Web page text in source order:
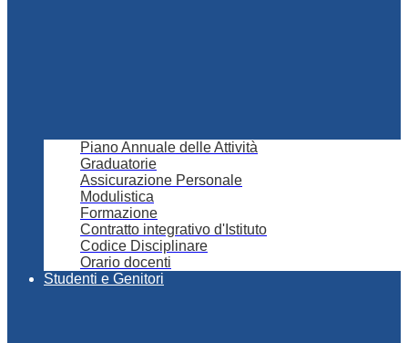
Piano Annuale delle Attività
Graduatorie
Assicurazione Personale
Modulistica
Formazione
Contratto integrativo d'Istituto
Codice Disciplinare
Orario docenti
Studenti e Genitori